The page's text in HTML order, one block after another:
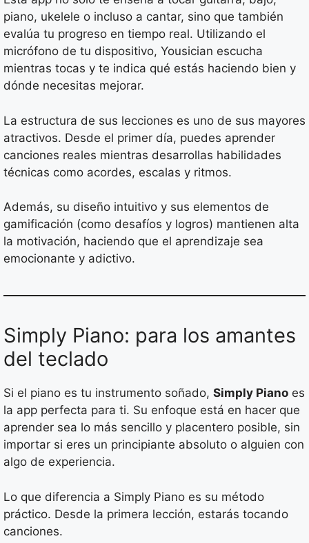
piano, ukelele o incluso a cantar, sino que también
evalúa tu progreso en tiempo real. Utilizando el
micrófono de tu dispositivo, Yousician escucha
mientras tocas y te indica qué estás haciendo bien y
dónde necesitas mejorar.
La estructura de sus lecciones es uno de sus mayores
atractivos. Desde el primer día, puedes aprender
canciones reales mientras desarrollas habilidades
técnicas como acordes, escalas y ritmos.
Además, su diseño intuitivo y sus elementos de
gamificación (como desafíos y logros) mantienen alta
la motivación, haciendo que el aprendizaje sea
emocionante y adictivo.
Simply Piano: para los amantes
del teclado
Si el piano es tu instrumento soñado, Simply Piano es
la app perfecta para ti. Su enfoque está en hacer que
aprender sea lo más sencillo y placentero posible, sin
importar si eres un principiante absoluto o alguien con
algo de experiencia.
Lo que diferencia a Simply Piano es su método
práctico. Desde la primera lección, estarás tocando
canciones.